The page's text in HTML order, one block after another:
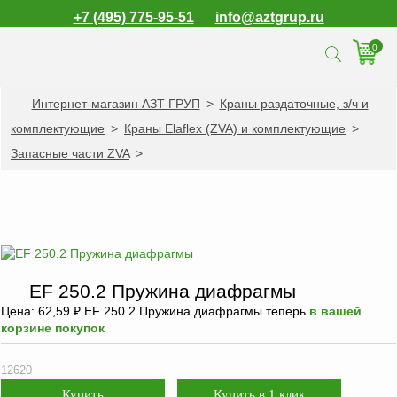
+7 (495) 775-95-51 info@aztgrup.ru
0
КАТАЛОГ ПРОДУКЦИИ
Топливораздаточные
колонки
для электромобилей
Погружные насосы к
ТРК и ГРК
Запасные части к
Электронное
Интернет-магазин АЗТ ГРУП > Краны раздаточные, з/ч и
комплектующие > Краны Elaflex (ZVA) и комплектующие >
Запасные части ZVA >
EF 250.2 Пружина диафрагмы
Цена: 62,59 ₽ EF 250.2 Пружина диафрагмы теперь в вашей
корзине покупок
12620